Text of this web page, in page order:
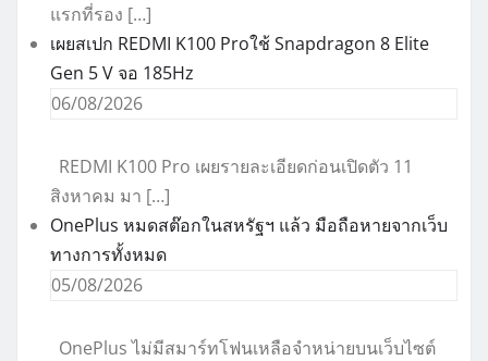
แรกที่รอง […]
เผยสเปก REDMI K100 Proใช้ Snapdragon 8 Elite
Gen 5 V จอ 185Hz
06/08/2026
REDMI K100 Pro เผยรายละเอียดก่อนเปิดตัว 11
สิงหาคม มา […]
OnePlus หมดสต๊อกในสหรัฐฯ แล้ว มือถือหายจากเว็บ
ทางการทั้งหมด
05/08/2026
OnePlus ไม่มีสมาร์ทโฟนเหลือจำหน่ายบนเว็บไซต์